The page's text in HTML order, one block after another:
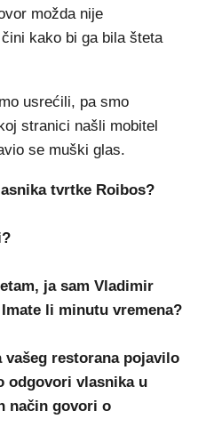
možda nije
kako bi ga bila šteta
usrećili, pa smo
stranici našli mobitel
se muški glas.
tvrtke Roibos?
ja sam Vladimir
li minutu vremena?
vašeg restorana pojavilo
odgovori vlasnika u
način govori o